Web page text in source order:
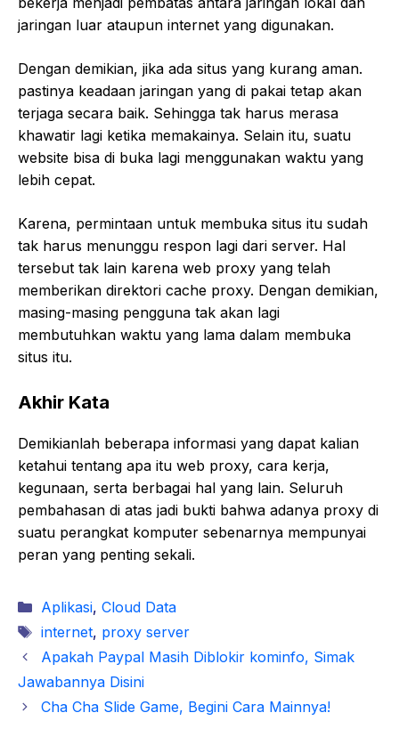
jaringan luar ataupun internet yang digunakan.
Dengan demikian, jika ada situs yang kurang aman.
pastinya keadaan jaringan yang di pakai tetap akan
terjaga secara baik. Sehingga tak harus merasa
khawatir lagi ketika memakainya. Selain itu, suatu
website bisa di buka lagi menggunakan waktu yang
lebih cepat.
Karena, permintaan untuk membuka situs itu sudah
tak harus menunggu respon lagi dari server. Hal
tersebut tak lain karena web proxy yang telah
memberikan direktori cache proxy. Dengan demikian,
masing-masing pengguna tak akan lagi
membutuhkan waktu yang lama dalam membuka
situs itu.
Akhir Kata
Demikianlah beberapa informasi yang dapat kalian
ketahui tentang apa itu web proxy, cara kerja,
kegunaan, serta berbagai hal yang lain. Seluruh
pembahasan di atas jadi bukti bahwa adanya proxy di
suatu perangkat komputer sebenarnya mempunyai
peran yang penting sekali.
Kategori
Aplikasi, Cloud Data
Tag
internet, proxy server
Apakah Paypal Masih Diblokir kominfo, Simak
Jawabannya Disini
Cha Cha Slide Game, Begini Cara Mainnya!